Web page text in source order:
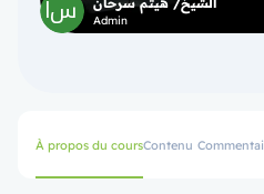
Admin
À propos du coursContenu